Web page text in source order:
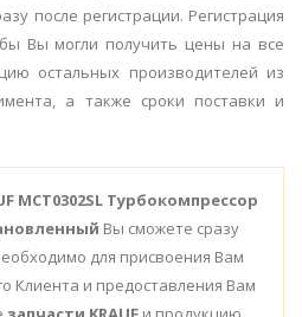
после регистрации. Регистрация
Вы могли получить цены на все
остальных производителей из
а также сроки поставки и
MCT0302SL Турбокомпрессор
Вы сможете сразу
для присвоения Вам
Клиента и предоставления Вам